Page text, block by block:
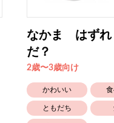
なかま はず
だ？
2歳〜3歳向け
かわいい
ともだち